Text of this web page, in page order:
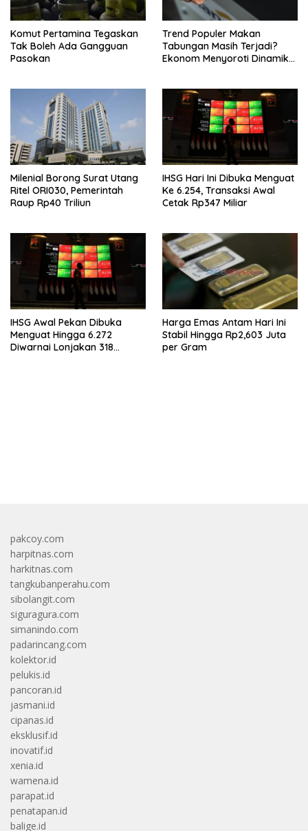
Komut Pertamina Tegaskan
Tak Boleh Ada Gangguan
Pasokan
Trend Populer Makan
Tabungan Masih Terjadi?
Ekonom Menyoroti Dinamika
Milenial Borong Surat Utang
Ritel ORI030, Pemerintah
Raup Rp40 Triliun
IHSG Hari Ini Dibuka Menguat
Ke 6.254, Transaksi Awal
Cetak Rp347 Miliar
IHSG Awal Pekan Dibuka
Menguat Hingga 6.272
Diwarnai Lonjakan 318
Harga Emas Antam Hari Ini
Stabil Hingga Rp2,603 Juta
per Gram
pakcoy.com
harpitnas.com
harkitnas.com
tangkubanperahu.com
sibolangit.com
siguragura.com
simanindo.com
padarincang.com
kolektor.id
pelukis.id
pancoran.id
jasmani.id
cipanas.id
eksklusif.id
inovatif.id
xenia.id
wamena.id
parapat.id
penatapan.id
balige.id